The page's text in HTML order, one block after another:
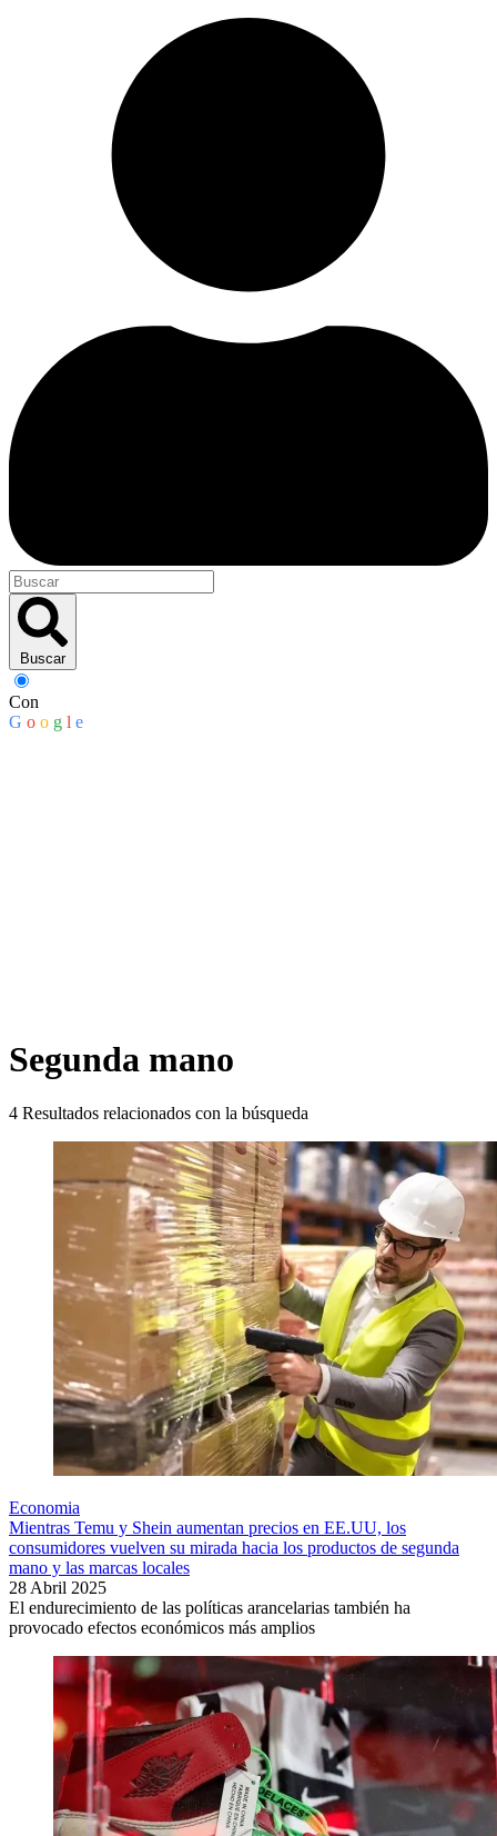
Buscar
Con
G o o g l e
Segunda mano
4 Resultados relacionados con la búsqueda
Economia
Mientras Temu y Shein aumentan precios en EE.UU, los
consumidores vuelven su mirada hacia los productos de segunda
mano y las marcas locales
28 Abril 2025
El endurecimiento de las políticas arancelarias también ha
provocado efectos económicos más amplios